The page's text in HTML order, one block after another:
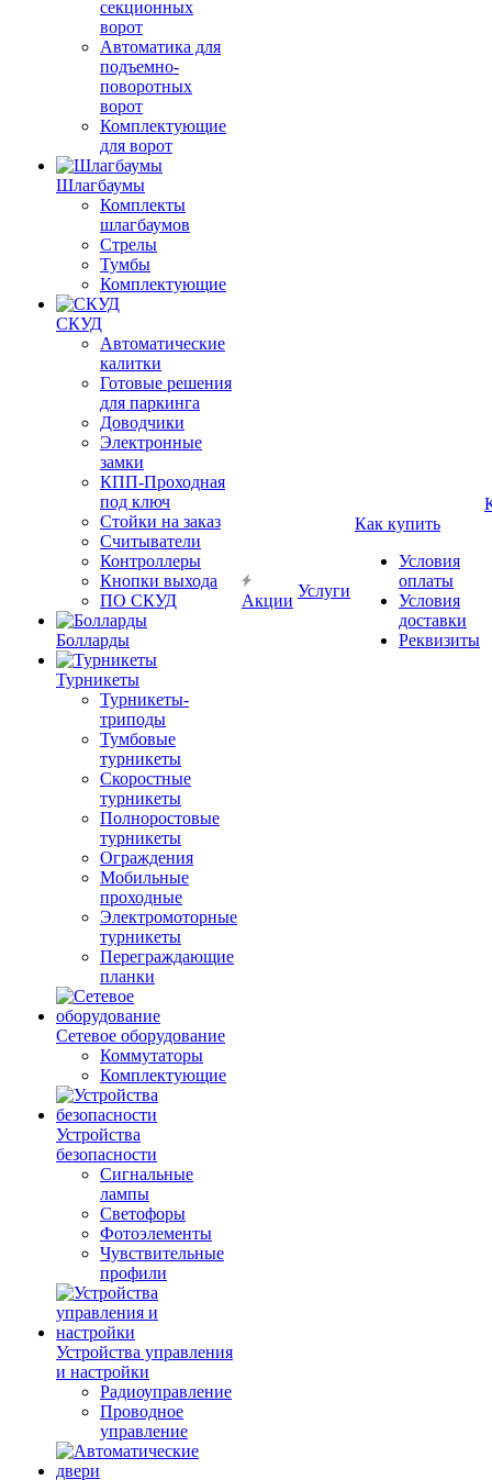
секционных
ворот
Автоматика для
подъемно-
поворотных
ворот
Комплектующие
для ворот
Шлагбаумы
Комплекты
шлагбаумов
Стрелы
Тумбы
Комплектующие
СКУД
Автоматические
калитки
Готовые решения
для паркинга
Доводчики
Электронные
замки
КПП-Проходная
под ключ
Стойки на заказ
Считыватели
Контроллеры
Кнопки выхода
ПО СКУД
Болларды
Турникеты
Турникеты-
триподы
Тумбовые
турникеты
Скоростные
турникеты
Полноростовые
турникеты
Ограждения
Мобильные
проходные
Электромоторные
турникеты
Переграждающие
планки
Сетевое оборудование
Коммутаторы
Комплектующие
Устройства
безопасности
Сигнальные
лампы
Светофоры
Фотоэлементы
Чувствительные
профили
Устройства управления
и настройки
Радиоуправление
Проводное
управление
Акции
Услуги
Как купить
Условия
оплаты
Условия
доставки
Реквизиты